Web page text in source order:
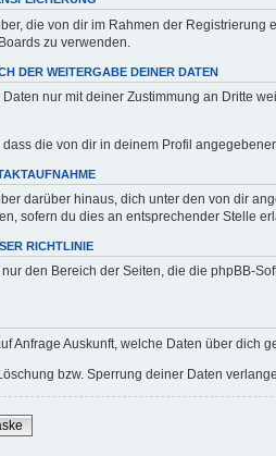
die von dir im Rahmen der
zu verwenden.
DER WEITERGABE DEINER DATEN
nur mit deiner Zustimmung an Dritte
dass die von dir in deinem Profil
darüber hinaus, dich unter den von dir
sofern du dies an entsprechender Stelle
RICHTLINIE
den Bereich der Seiten, die die phpBB-
Anfrage Auskunft, welche Daten über dich
bzw. Sperrung deiner Daten